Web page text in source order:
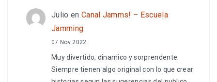
Julio en Canal Jamms! – Escuela
Jamming
07 Nov 2022
Muy divertido, dinamico y sorprendente.
Siempre tienen algo original con lo que crear